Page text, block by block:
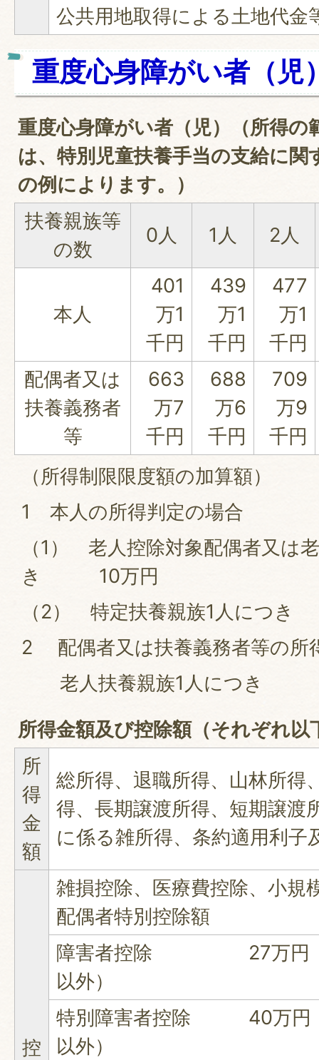
公共用地取得による土地代金
重度心身障がい者（児
重度心身障がい者（児）（所得の
は、特別児童扶養手当の支給に関
の例によります。）
扶養親族等
の数
0人 1人 2人
本人
401
万1
千円
439
万1
千円
477
万1
千円
配偶者又は
扶養義務者
等
663
万7
千円
688
万6
千円
709
万9
千円
（所得制限限度額の加算額）
1 本人の所得判定の場合
（1） 老人控除対象配偶者又は
き 10万円
（2） 特定扶養親族1人に
2 配偶者又は扶養義務者等の所
老人扶養親族1人につき
所得金額及び控除額（それぞれ以
所
得
金
額
総所得、退職所得、山林所得
得、長期譲渡所得、短期譲渡
に係る雑所得、条約適用利子
控
雑損控除、医療費控除、小規
配偶者特別控除額
障害者控除 27万円（1
以外）
特別障害者控除 40万円（
以外）